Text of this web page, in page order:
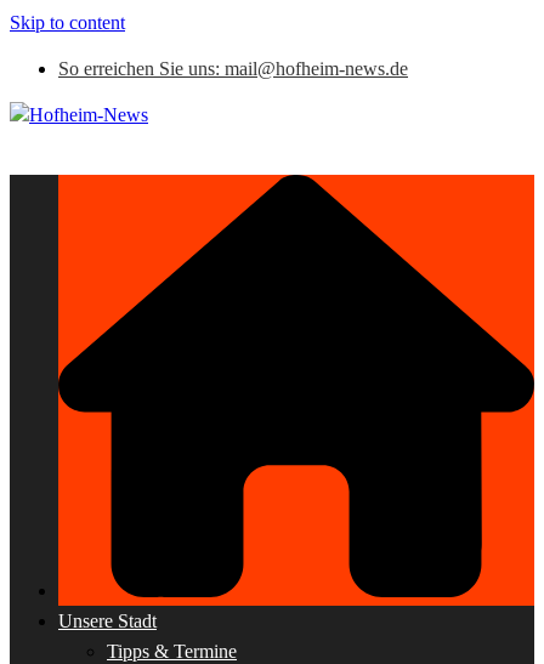
Skip to content
So erreichen Sie uns: mail@hofheim-news.de
Unsere Stadt
Tipps & Termine